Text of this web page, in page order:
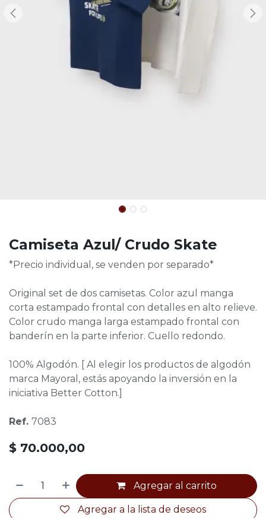
Camiseta Azul/ Crudo Skate
*Precio individual, se venden por separado*
Original set de dos camisetas. Color azul manga
corta estampado frontal con detalles en alto relieve.
Color crudo manga larga estampado frontal con
banderín en la parte inferior. Cuello redondo.
100% Algodón. [ Al elegir los productos de algodón
marca Mayoral, estás apoyando la inversión en la
iniciativa Better Cotton.]
Ref. 7083
$ 70.000,00
Agregar al carrito
Agregar a la lista de deseos